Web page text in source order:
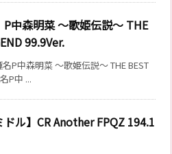
P中森明菜 ～歌姫伝説～ THE
99.9Ver.
P中森明菜 ～歌姫伝説～ THE BEST
P中 ...
ドル】CR Another FPQZ 194.1